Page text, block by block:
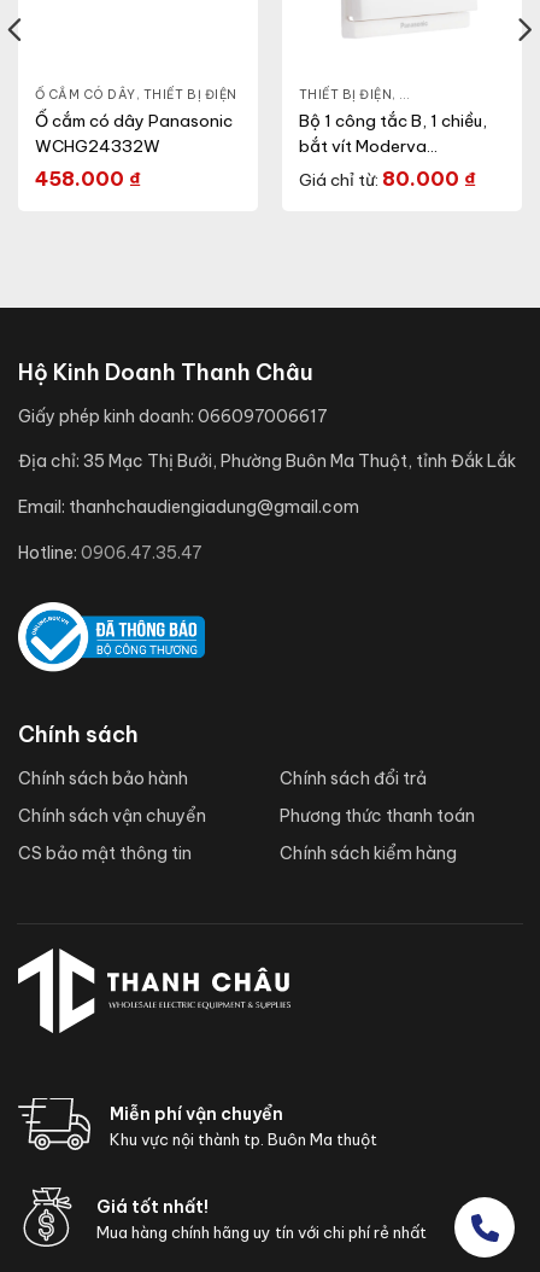
Ổ CẮM CÓ DÂY, THIẾT BỊ ĐIỆN
Ổ cắm có dây Panasonic
WCHG24332W
458.000 ₫
THIẾT BỊ ĐIỆN , CÔNG TẮC Ổ CẮM
Bộ 1 công tắc B, 1 chiều,
bắt vít Moderva
Panasonic
Giá chỉ từ: 80.000 ₫
Hộ Kinh Doanh Thanh Châu
Giấy phép kinh doanh: 066097006617
Địa chỉ: 35 Mạc Thị Bưởi, Phường Buôn Ma Thuột, tỉnh Đắk Lắk
Email: thanhchaudiengiadung@gmail.com
Hotline: 0906.47.35.47
Chính sách
Chính sách bảo hành
Chính sách vận chuyển
CS bảo mật thông tin
Chính sách đổi trả
Phương thức thanh toán
Chính sách kiểm hàng
Miễn phí vận chuyển
Khu vực nội thành tp. Buôn Ma thuột
Giá tốt nhất!
Mua hàng chính hãng uy tín với chi phí rẻ nhất